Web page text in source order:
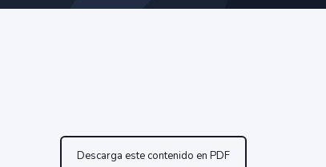
Descarga este contenido en PDF